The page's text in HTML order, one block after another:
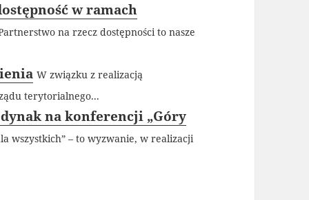
w ramach
na rzecz dostępności to nasze
W związku z realizacją
terytorialnego...
na konferencji „Góry
wszystkich” – to wyzwanie, w realizacji